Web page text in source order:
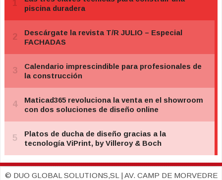
© DUO GLOBAL SOLUTIONS,SL | AV. CAMP DE MORVEDRE